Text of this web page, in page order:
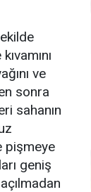
ve
sonra
sahanın
pişmeye
geniş